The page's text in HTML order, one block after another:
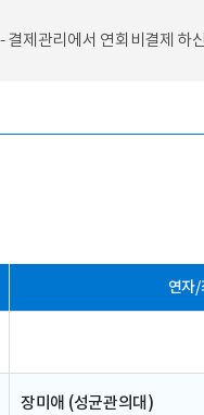
결제관리에서 연회비결제 하
연자/
장미애 (성균관의대)